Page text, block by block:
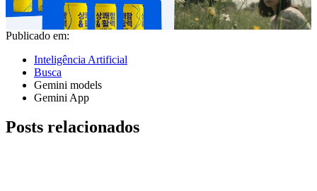
Publicado em:
Inteligência Artificial
Busca
Gemini models
Gemini App
Posts relacionados